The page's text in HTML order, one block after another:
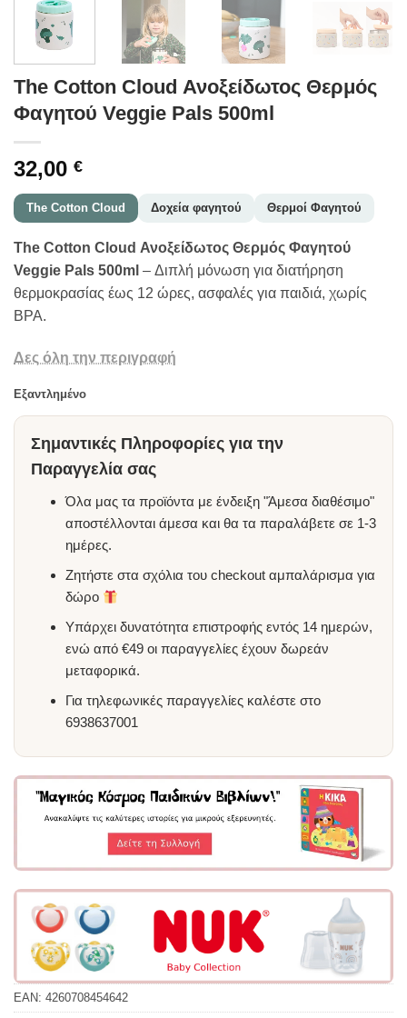
The Cotton Cloud Ανοξείδωτος Θερμός
Φαγητού Veggie Pals 500ml
32,00 €
The Cotton Cloud Δοχεία φαγητού Θερμοί Φαγητού
The Cotton Cloud Ανοξείδωτος Θερμός Φαγητού
Veggie Pals 500ml – Διπλή μόνωση για διατήρηση
θερμοκρασίας έως 12 ώρες, ασφαλές για παιδιά, χωρίς
BPA.
Δες όλη την περιγραφή
Εξαντλημένο
Σημαντικές Πληροφορίες για την
Παραγγελία σας
Όλα μας τα προϊόντα με ένδειξη "Άμεσα διαθέσιμο"
αποστέλλονται άμεσα και θα τα παραλάβετε σε 1-3
ημέρες.
Ζητήστε στα σχόλια του checkout αμπαλάρισμα για
δώρο
Υπάρχει δυνατότητα επιστροφής εντός 14 ημερών,
ενώ από €49 οι παραγγελίες έχουν δωρεάν
μεταφορικά.
Για τηλεφωνικές παραγγελίες καλέστε στο
6938637001
EAN: 4260708454642